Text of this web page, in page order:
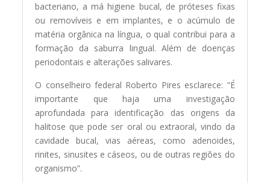
bacteriano, a má higiene bucal, de próteses fixas
ou removíveis e em implantes, e o acúmulo de
matéria orgânica na língua, o qual contribui para a
formação da saburra lingual. Além de doenças
periodontais e alterações salivares.
O conselheiro federal Roberto Pires esclarece: “É
importante que haja uma investigação
aprofundada para identificação das origens da
halitose que pode ser oral ou extraoral, vindo da
cavidade bucal, vias aéreas, como adenoides,
rinites, sinusites e cáseos, ou de outras regiões do
organismo”.